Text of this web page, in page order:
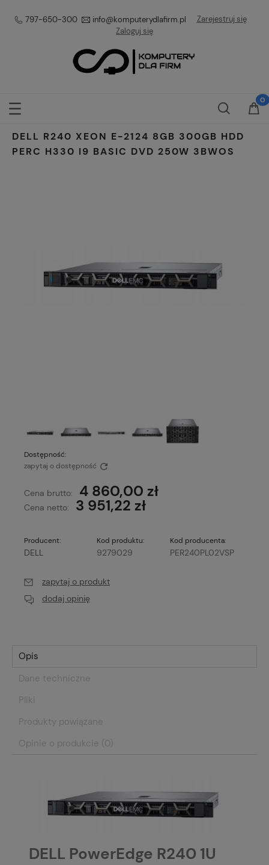
797-650-300 info@komputerydlafirm.pl
Zarejestruj się
Zaloguj się
DELL R240 XEON E-2124 8GB 300GB HDD
PERC H330 I9 BASIC DVD 250W 3BWOS
Dostępność:
zapytaj o dostępność
Cena brutto: 4 860,00 zł
Cena netto: 3 951,22 zł
Producent:
DELL
Kod produktu:
9279029
Kod producenta:
PER240PL02VSP
zapytaj o produkt
dodaj opinię
Opis
Dane techniczne
Pliki
Produkty powiązane
Opinie o produkcie (0)
DELL PowerEdge R240 1U